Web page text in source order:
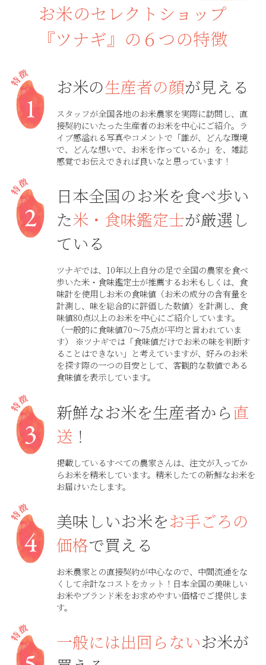
お米のセレクトショップ
『ツナギ』の６つの特徴
お米の生産者の顔が見える
スタッフが全国各地のお米農家を実際に訪問し、直
接契約にいたった生産者のお米を中心にご紹介。ラ
イブ感溢れる写真やコメントで「誰が、どんな環境
で、どんな想いで、お米を作っているか」を、雑誌
感覚でお伝えできれば良いなと思っています！
日本全国のお米を食べ歩い
た米・食味鑑定士が厳選し
ている
ツナギでは、10年以上自分の足で全国の農家を食べ
歩いた米・食味鑑定士が推薦するお米もしくは、食
味計を使用しお米の食味値（お米の成分の含有量を
計測し、味を総合的に評価した数値）を計測し、食
味値80点以上のお米を中心にご紹介しています。
（一般的に食味値70～75点が平均と言われていま
す） ※ツナギでは「食味値だけでお米の味を判断す
ることはできない」と考えていますが、好みのお米
を探す際の一つの目安として、客観的な数値である
食味値を表示しています。
新鮮なお米を生産者から直
送 ！
掲載しているすべての農家さんは、注文が入ってか
らお米を精米しています。精米したての新鮮なお米を
お届けいたします。
美味しいお米をお手ごろの
価格で買える
お米農家との直接契約が中心なので、中間流通をな
くして余計なコストをカット！日本全国の美味しい
お米やブランド米をお求めやすい価格でご提供しま
す。
一般には出回らないお米が